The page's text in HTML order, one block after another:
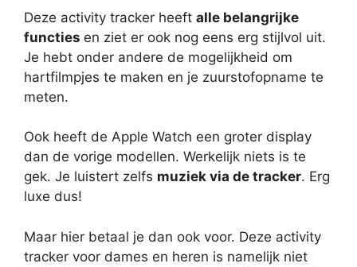
Deze activity tracker heeft alle belangrijke
functies en ziet er ook nog eens erg stijlvol uit.
Je hebt onder andere de mogelijkheid om
hartfilmpjes te maken en je zuurstofopname te
meten.
Ook heeft de Apple Watch een groter display
dan de vorige modellen. Werkelijk niets is te
gek. Je luistert zelfs muziek via de tracker. Erg
luxe dus!
Maar hier betaal je dan ook voor. Deze activity
tracker voor dames en heren is namelijk niet